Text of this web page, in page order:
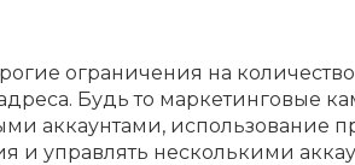
ограничения на
Будь то маркетинговые
аккаунтами, использование
и управлять несколькими